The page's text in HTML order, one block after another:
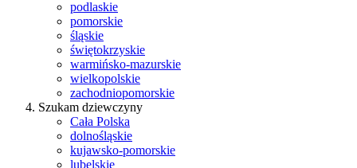
podlaskie
pomorskie
śląskie
świętokrzyskie
warmińsko-mazurskie
wielkopolskie
zachodniopomorskie
Szukam dziewczyny
Cała Polska
dolnośląskie
kujawsko-pomorskie
lubelskie